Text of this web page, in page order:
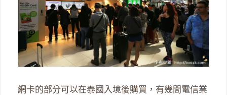
網卡的部分可以在泰國入境後購買，有幾間電信業